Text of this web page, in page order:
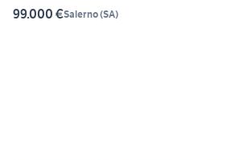
99.000 €Salerno(SA)